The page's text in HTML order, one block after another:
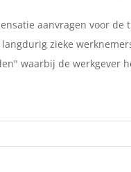
aanvragen voor
zieke
waarbij de werkgever